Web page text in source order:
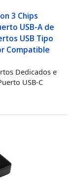
3 Chips
USB-A de
USB Tipo
Compatible
Dedicados e
USB-C